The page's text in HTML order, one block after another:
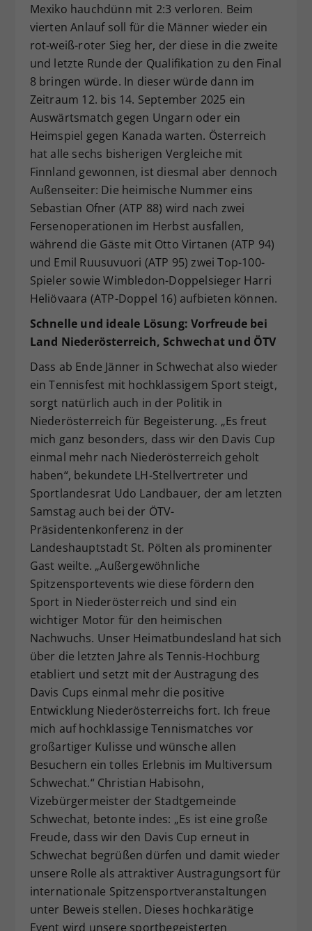
Mexiko hauchdünn mit 2:3 verloren. Beim
vierten Anlauf soll für die Männer wieder ein
rot-weiß-roter Sieg her, der diese in die zweite
und letzte Runde der Qualifikation zu den Final
8 bringen würde. In dieser würde dann im
Zeitraum 12. bis 14. September 2025 ein
Auswärtsmatch gegen Ungarn oder ein
Heimspiel gegen Kanada warten. Österreich
hat alle sechs bisherigen Vergleiche mit
Finnland gewonnen, ist diesmal aber dennoch
Außenseiter: Die heimische Nummer eins
Sebastian Ofner (ATP 88) wird nach zwei
Fersenoperationen im Herbst ausfallen,
während die Gäste mit Otto Virtanen (ATP 94)
und Emil Ruusuvuori (ATP 95) zwei Top-100-
Spieler sowie Wimbledon-Doppelsieger Harri
Heliövaara (ATP-Doppel 16) aufbieten können.
Schnelle und ideale Lösung: Vorfreude bei
Land Niederösterreich, Schwechat und ÖTV
Dass ab Ende Jänner in Schwechat also wieder
ein Tennisfest mit hochklassigem Sport steigt,
sorgt natürlich auch in der Politik in
Niederösterreich für Begeisterung. „Es freut
mich ganz besonders, dass wir den Davis Cup
einmal mehr nach Niederösterreich geholt
haben“, bekundete LH-Stellvertreter und
Sportlandesrat Udo Landbauer, der am letzten
Samstag auch bei der ÖTV-
Präsidentenkonferenz in der
Landeshauptstadt St. Pölten als prominenter
Gast weilte. „Außergewöhnliche
Spitzensportevents wie diese fördern den
Sport in Niederösterreich und sind ein
wichtiger Motor für den heimischen
Nachwuchs. Unser Heimatbundesland hat sich
über die letzten Jahre als Tennis-Hochburg
etabliert und setzt mit der Austragung des
Davis Cups einmal mehr die positive
Entwicklung Niederösterreichs fort. Ich freue
mich auf hochklassige Tennismatches vor
großartiger Kulisse und wünsche allen
Besuchern ein tolles Erlebnis im Multiversum
Schwechat.“ Christian Habisohn,
Vizebürgermeister der Stadtgemeinde
Schwechat, betonte indes: „Es ist eine große
Freude, dass wir den Davis Cup erneut in
Schwechat begrüßen dürfen und damit wieder
unsere Rolle als attraktiver Austragungsort für
internationale Spitzensportveranstaltungen
unter Beweis stellen. Dieses hochkarätige
Event wird unsere sportbegeisterten